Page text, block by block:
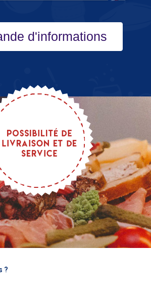
d'informations
?